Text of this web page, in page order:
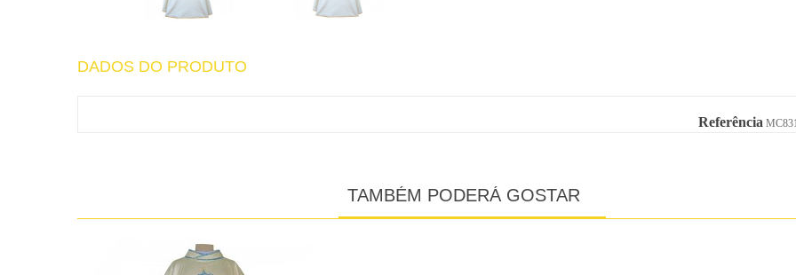
DADOS DO PRODUTO
Referência
TAMBÉM PODERÁ GOSTAR